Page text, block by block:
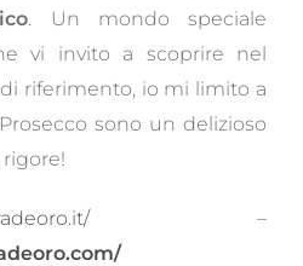
. Un mondo speciale
vi invito a scoprire nel
riferimento, io mi limito a
sono un delizioso
–